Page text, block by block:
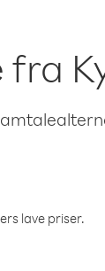
fra
lave priser.